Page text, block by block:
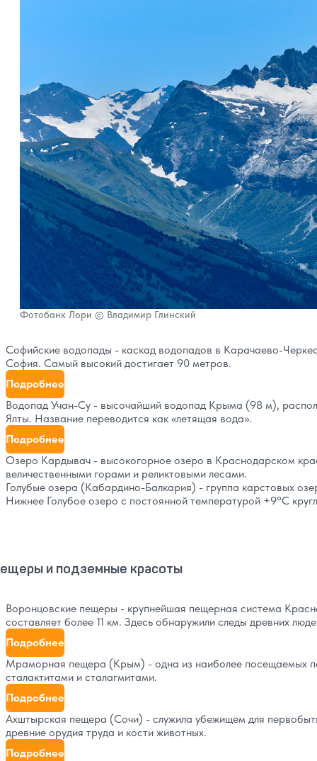
Фотобанк Лори © Владимир Глинский
Софийские водопады - каскад водопадов в Карачаево-
София. Самый высокий достигает 90 метров.
Подробнее
Водопад Учан-Су - высочайший водопад Крыма (98 м),
Ялты. Название переводится как «летящая вода».
Подробнее
Озеро Кардывач - высокогорное озеро в Краснодарском
величественными горами и реликтовыми лесами.
Голубые озера (Кабардино-Балкария) - группа карстовых
Нижнее Голубое озеро с постоянной температурой +9°C
и подземные красоты
Воронцовские пещеры - крупнейшая пещерная система
составляет более 11 км. Здесь обнаружили следы древних
Подробнее
Мраморная пещера (Крым) - одна из наиболее посещаемых
сталактитами и сталагмитами.
Подробнее
Ахштырская пещера (Сочи) - служила убежищем для
древние орудия труда и кости животных.
Подробнее